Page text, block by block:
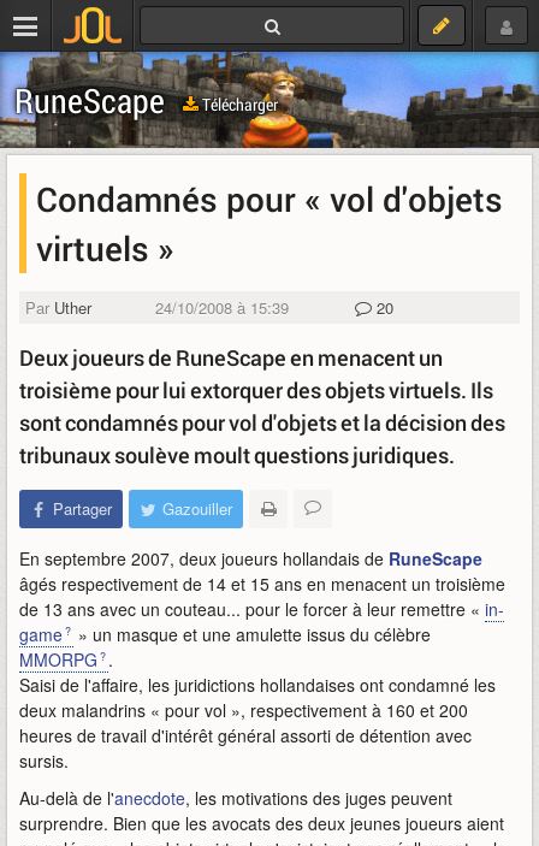
RuneScape Télécharger
Condamnés pour « vol d'objets
virtuels »
Par Uther 24/10/2008 à 15:39 20
Deux joueurs de RuneScape en menacent un
troisième pour lui extorquer des objets virtuels. Ils
sont condamnés pour vol d'objets et la décision des
tribunaux soulève moult questions juridiques.
Partager Gazouiller
En septembre 2007, deux joueurs hollandais de RuneScape
âgés respectivement de 14 et 15 ans en menacent un troisième
de 13 ans avec un couteau... pour le forcer à leur remettre « in-
game
» un masque et une amulette issus du célèbre
MMORPG .
Saisi de l'affaire, les juridictions hollandaises ont condamné les
deux malandrins « pour vol », respectivement à 160 et 200
heures de travail d'intérêt général assorti de détention avec
sursis.
Au-delà de l'anecdote, les motivations des juges peuvent
surprendre. Bien que les avocats des deux jeunes joueurs aient